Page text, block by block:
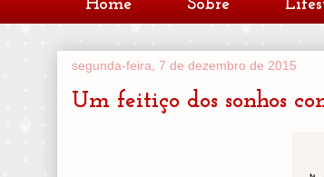
Home Sobre
segunda-feira, 7 de dezembro de 2015
Um feitiço dos sonhos